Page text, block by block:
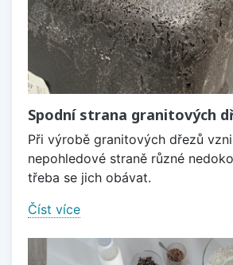
Spodní strana granitových
Při výrobě granitových dřezů
nepohledové straně různé
třeba se jich obávat.
Číst více